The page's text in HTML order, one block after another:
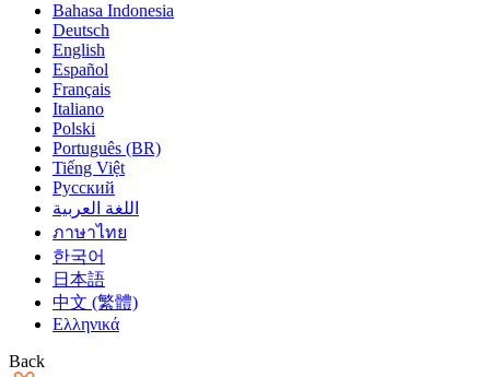
Bahasa Indonesia
Deutsch
English
Español
Français
Italiano
Polski
Português (BR)
Tiếng Việt
Русский
اللغة العربية
ภาษาไทย
한국어
日本語
中文 (繁體)
Ελληνικά
Back